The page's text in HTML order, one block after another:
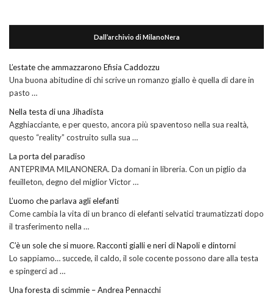
Dall’archivio di MilanoNera
L’estate che ammazzarono Efisia Caddozzu
Una buona abitudine di chi scrive un romanzo giallo è quella di dare in
pasto …
Nella testa di una Jihadista
Agghiacciante, e per questo, ancora più spaventoso nella sua realtà,
questo “reality” costruito sulla sua …
La porta del paradiso
ANTEPRIMA MILANONERA. Da domani in libreria. Con un piglio da
feuilleton, degno del miglior Victor …
L’uomo che parlava agli elefanti
Come cambia la vita di un branco di elefanti selvatici traumatizzati dopo
il trasferimento nella …
C’è un sole che si muore. Racconti gialli e neri di Napoli e dintorni
Lo sappiamo… succede, il caldo, il sole cocente possono dare alla testa
e spingerci ad …
Una foresta di scimmie – Andrea Pennacchi